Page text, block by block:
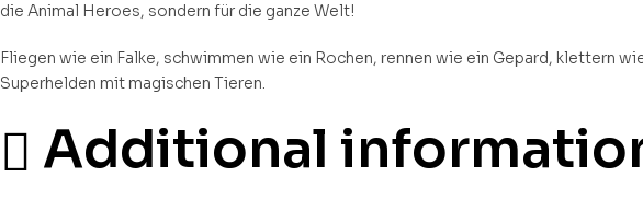
die Animal Heroes, sondern für die ganze Welt!
Fliegen wie ein Falke, schwimmen wie ein Rochen, rennen wie ein Gepard, klettern
Superhelden mit magischen Tieren.
Additional